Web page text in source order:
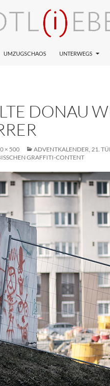
UMZUGSCHAOS UNTERWEGS
DONAU
× 500
ADVENTKALENDER, 21.
GRAFFITI-CONTENT